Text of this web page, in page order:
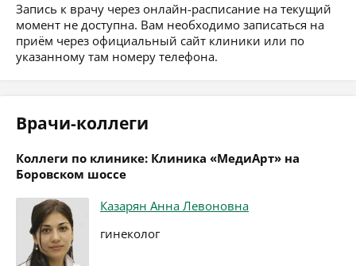
Запись к врачу через онлайн-расписание на текущий
момент не доступна. Вам необходимо записаться на
приём через официальный сайт клиники или по
указанному там номеру телефона.
Врачи-коллеги
Коллеги по клинике: Клиника «МедиАрт» на
Боровском шоссе
Казарян Анна Левоновна
гинеколог